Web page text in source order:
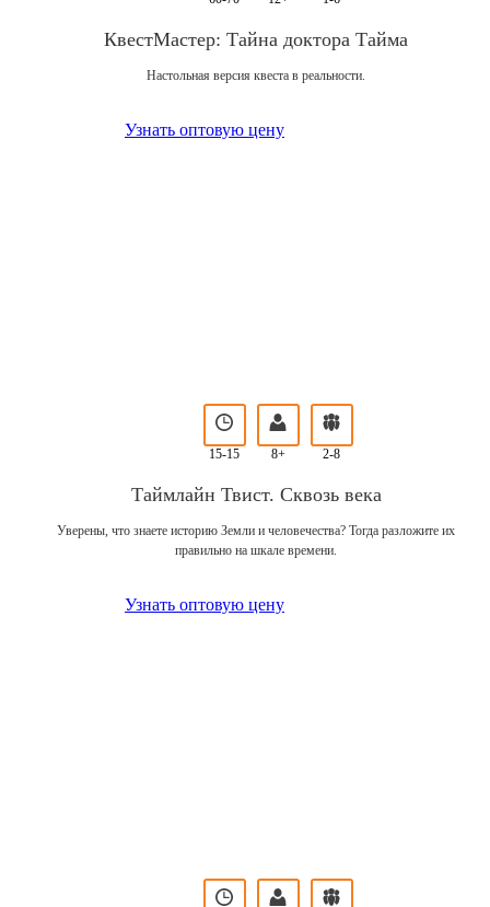
КвестМастер: Тайна доктора Тайма
Настольная версия квеста в реальности.
Узнать оптовую цену
15-15 8+ 2-8
Таймлайн Твист. Сквозь века
Уверены, что знаете историю Земли и человечества? Тогда разложите их
правильно на шкале времени.
Узнать оптовую цену